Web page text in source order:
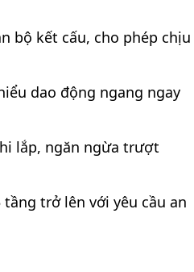
bộ kết cấu, cho phép chịu
dao động ngang ngay
lắp, ngăn ngừa trượt
trở lên với yêu cầu an